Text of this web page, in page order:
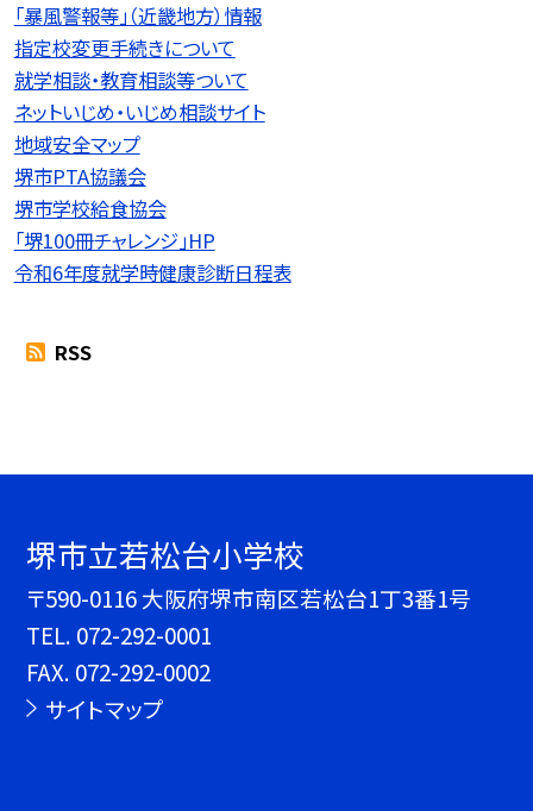
「暴風警報等」（近畿地方）情報
指定校変更手続きについて
就学相談・教育相談等ついて
ネットいじめ・いじめ相談サイト
地域安全マップ
堺市PTA協議会
堺市学校給食協会
「堺100冊チャレンジ」HP
令和6年度就学時健康診断日程表
RSS
堺市立若松台小学校
〒590-0116 大阪府堺市南区若松台1丁3番1号
TEL. 072-292-0001
FAX. 072-292-0002
サイトマップ